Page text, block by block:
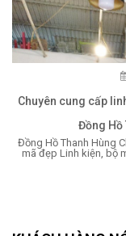
Chuyên cung cấp
Đồng Hồ
Đồng Hồ Thanh Hùng
mã đẹp Linh kiện, bộ